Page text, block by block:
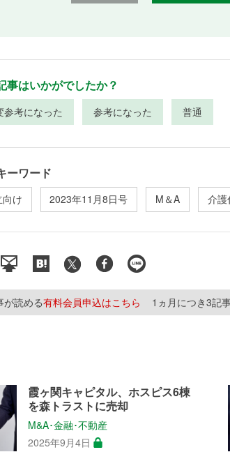
事はいかがでしたか？
参考になった 参考になった 普通
ーワード
向け 2023年11月8日号 M＆A 介護
が読める有料会員申込はこちら 1ヵ月につき3記
霞ヶ関キャピタル、ホスピス6棟
を森トラストに売却
M&A･金融･不動産
2025年9月4日